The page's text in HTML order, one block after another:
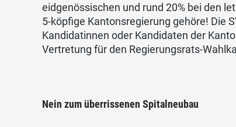
eidgenössischen und rund 20% bei den
5-köpfige Kantonsregierung gehöre! Die
Kandidatinnen oder Kandidaten der
Vertretung für den Regierungsrats-
Nein zum überrissenen Spitalneubau